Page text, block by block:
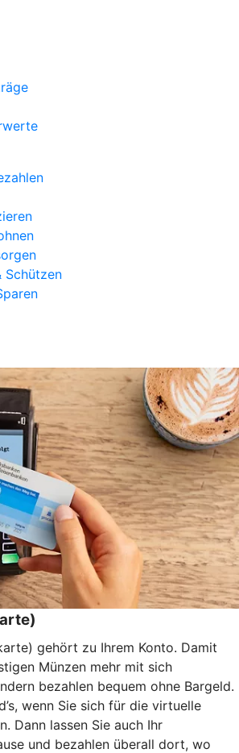
Schützen
gehört zu Ihrem Konto. Damit
Münzen mehr mit sich
bezahlen bequem ohne Bargeld.
wenn Sie sich für die virtuelle
Dann lassen Sie auch Ihr
und bezahlen überall dort, wo